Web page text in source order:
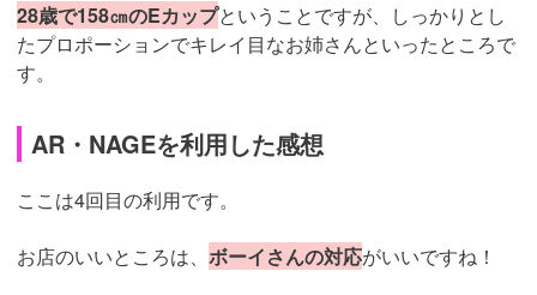
28歳で158㎝のEカップということですが、しっかりとし
たプロポーションでキレイ目なお姉さんといったところで
す。
AR・NAGEを利用した感想
ここは4回目の利用です。
お店のいいところは、 ボーイさんの対応がいいですね！